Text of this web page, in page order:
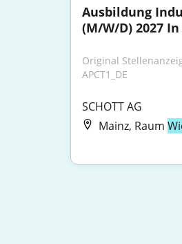
Ausbildung
(M/W/D) 2027
Original
APCT1_DE
SCHOTT AG
Mainz, Raum